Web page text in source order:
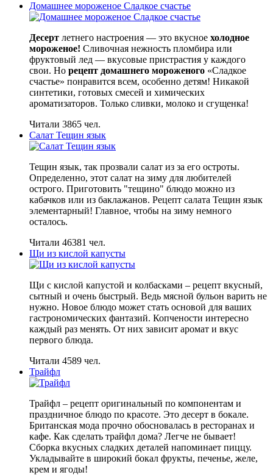
Домашнее мороженое Сладкое счастье
Десерт летнего настроения — это вкусное холодное
мороженое! Сливочная нежность пломбира или
фруктовый лед — вкусовые пристрастия у каждого
свои. Но рецепт домашнего мороженого «Сладкое
счастье» понравится всем, особенно детям! Никакой
синтетики, готовых смесей и химических
ароматизаторов. Только сливки, молоко и сгущенка!
Читали 3865 чел.
Салат Тещин язык
Тещин язык, так прозвали салат из за его остроты.
Определенно, этот салат на зиму для любителей
острого. Приготовить "тещино" блюдо можно из
кабачков или из баклажанов. Рецепт салата Тещин язык
элементарный! Главное, чтобы на зиму немного
осталось.
Читали 46381 чел.
Щи из кислой капусты
Щи с кислой капустой и колбасками – рецепт вкусный,
сытный и очень быстрый. Ведь мясной бульон варить не
нужно. Новое блюдо может стать основой для ваших
гастрономических фантазий. Копчености интересно
каждый раз менять. От них зависит аромат и вкус
первого блюда.
Читали 4589 чел.
Трайфл
Трайфл – рецепт оригинальный по компонентам и
праздничное блюдо по красоте. Это десерт в бокале.
Британская мода прочно обосновалась в ресторанах и
кафе. Как сделать трайфл дома? Легче не бывает!
Сборка вкусных сладких деталей напоминает пиццу.
Укладывайте в широкий бокал фрукты, печенье, желе,
крем и ягоды!